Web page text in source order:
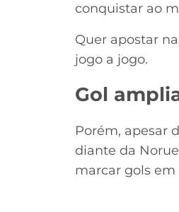
conquistar ao
Quer apostar
jogo a jogo.
Gol
Porém, apesar
diante da
marcar gols em